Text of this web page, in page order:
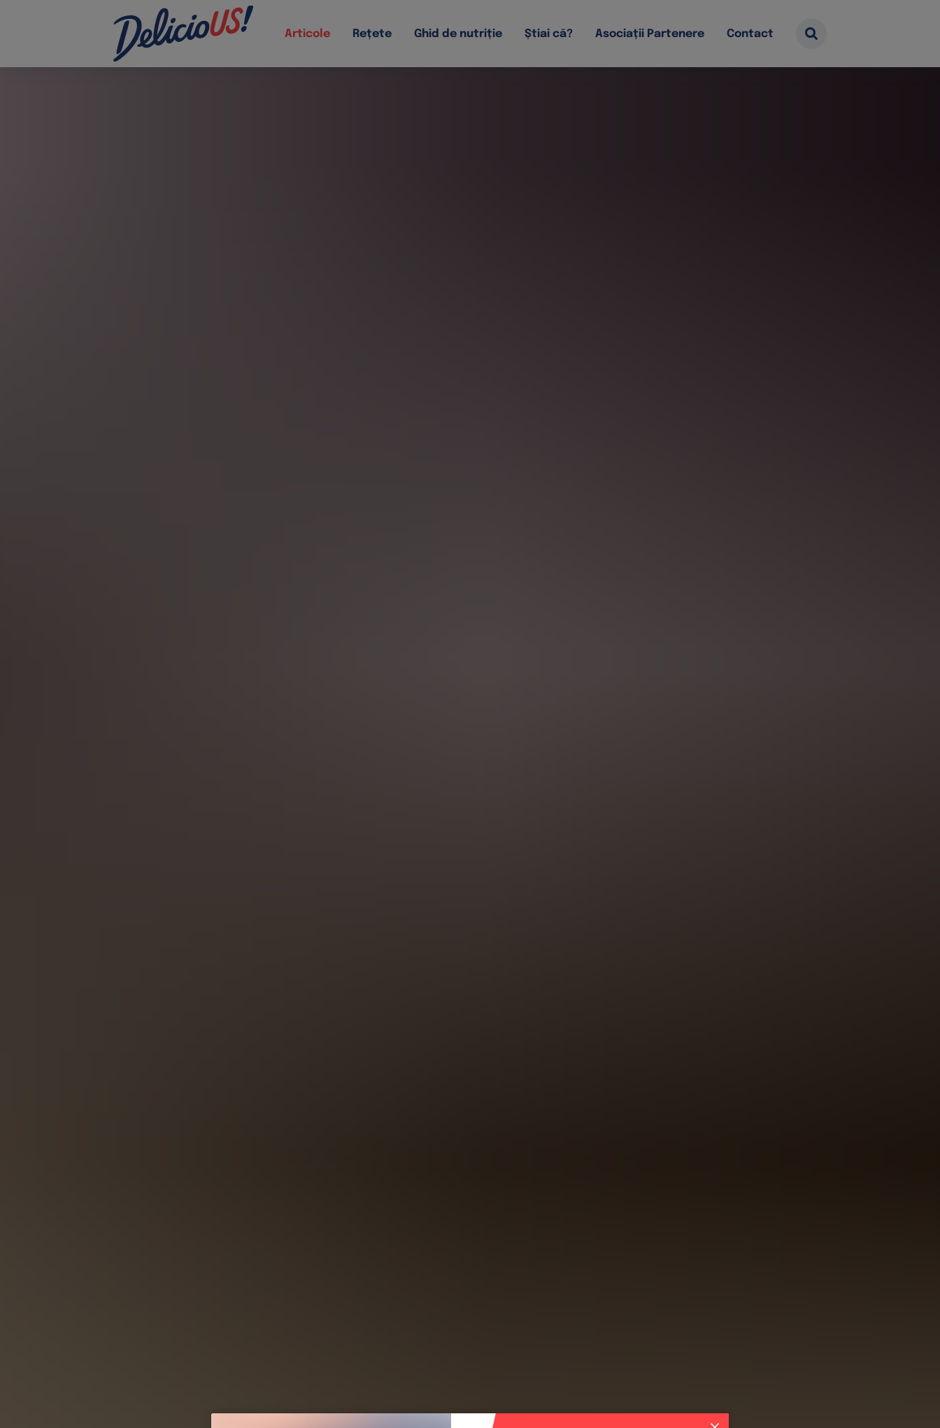
Articole Rețete Ghid de nutriție Știai că? Asociații Partenere Contact